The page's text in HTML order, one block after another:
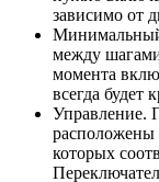
зависимо от
между
момента
всегда будет
Управление.
расположены
которых